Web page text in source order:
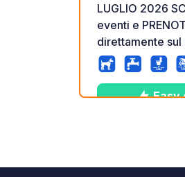
LUGLIO 2026 SCOPRI DI PIÙ su questi
eventi e
direttamente sul
Appena fuori
Sarlat, una
terreno privato. Facile accesso e
Easy